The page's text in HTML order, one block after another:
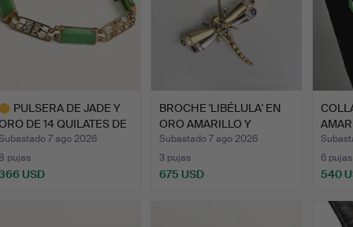
PULSERA DE JADE Y
DE 14 QUILATES DE
7 ago 2026
pujas
USD
BROCHE 'LIBÉLULA' EN
ORO AMARILLO Y
BLANCO…
Subastado 7 ago 2026
3 pujas
675 USD
6 pujas
540